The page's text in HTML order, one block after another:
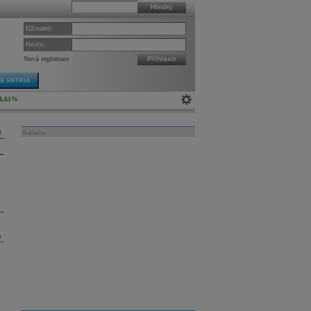
Hledej
Uživatel:
Heslo:
Nová registrace Přihlásit
PATRIA
Reklama